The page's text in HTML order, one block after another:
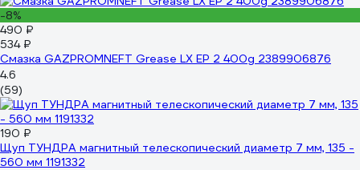
-8%
490 ₽
534 ₽
Смазка GAZPROMNEFT Grease LX EP 2 400g 2389906876
4.6
(59)
190 ₽
Щуп ТУНДРА магнитный телескопический диаметр 7 мм, 135 -
560 мм 1191332